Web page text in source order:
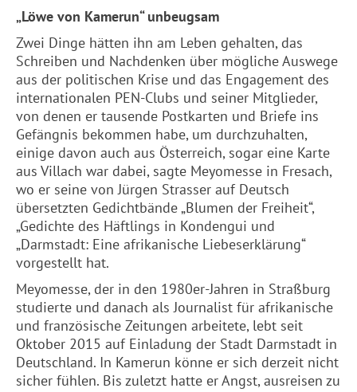
„Löwe von Kamerun“ unbeugsam
Zwei Dinge hätten ihn am Leben gehalten, das
Schreiben und Nachdenken über mögliche Auswege
aus der politischen Krise und das Engagement des
internationalen PEN-Clubs und seiner Mitglieder,
von denen er tausende Postkarten und Briefe ins
Gefängnis bekommen habe, um durchzuhalten,
einige davon auch aus Österreich, sogar eine Karte
aus Villach war dabei, sagte Meyomesse in Fresach,
wo er seine von Jürgen Strasser auf Deutsch
übersetzten Gedichtbände „Blumen der Freiheit“,
„Gedichte des Häftlings in Kondengui und
„Darmstadt: Eine afrikanische Liebeserklärung“
vorgestellt hat.
Meyomesse, der in den 1980er-Jahren in Straßburg
studierte und danach als Journalist für afrikanische
und französische Zeitungen arbeitete, lebt seit
Oktober 2015 auf Einladung der Stadt Darmstadt in
Deutschland. In Kamerun könne er sich derzeit nicht
sicher fühlen. Bis zuletzt hatte er Angst, ausreisen zu